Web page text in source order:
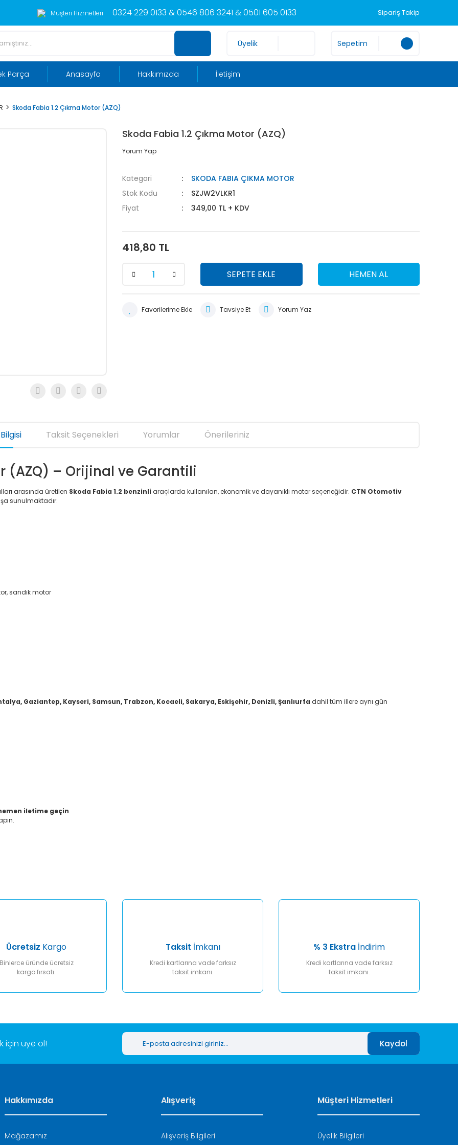
Müşteri Hizmetleri 0324 229 0133 & 0546 806 3241 & 0501 605 0133 Sipariş Takip
Üyelik Sepetim
Parça Anasayfa Hakkımızda İletişim
Skoda Fabia 1.2 Çıkma Motor (AZQ)
Skoda Fabia 1.2 Çıkma Motor (AZQ)
Yorum Yap
Kategori
SKODA FABIA ÇIKMA MOTOR
Stok Kodu
SZJW2VLKR1
Fiyat
349,00 TL + KDV
418,80 TL
SEPETE EKLE HEMEN AL
Tavsiye Et Yorum Yaz
Taksit Seçenekleri Yorumlar Önerileriniz
(AZQ) – Orijinal ve Garantili
arasında üretilen Skoda Fabia 1.2 benzinli araçlarda kullanılan, ekonomik ve dayanıklı motor seçeneğidir. CTN Otomotiv
sunulmaktadır.
sandık motor
Gaziantep, Kayseri, Samsun, Trabzon, Kocaeli, Sakarya, Eskişehir, Denizli, Şanlıurfa dahil tüm illere aynı gün
iletime geçin.
Gönder
Ücretsiz Kargo
üründe ücretsiz
kargo fırsatı.
Taksit İmkanı
Kredi kartlarına vade farksız
taksit imkanı.
% 3 Ekstra İndirim
Kredi kartlarına vade farksız
taksit imkanı.
için üye ol! Kaydol
Hakkımızda
Mağazamız
Alışveriş
Alışveriş Bilgileri
Müşteri Hizmetleri
Üyelik Bilgileri